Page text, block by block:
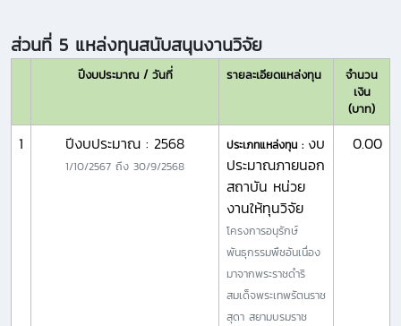
ส่วนที่ 5 แหล่งทุนสนับสนุนงานวิจัย
ปีงบประมาณ / วันที่ รายละเอียดแหล่งทุน
จำนวน
เงิน
(บาท)
1 ปีงบประมาณ : 2568
1/10/2567 ถึง 30/9/2568
ประเภทแหล่งทุน : งบ
ประมาณภายนอก
สถาบัน หน่วย
งานให้ทุนวิจัย
โครงการอนุรักษ์
พันธุกรรมพืชอันเนื่อง
มาจากพระราชดำริ
สมเด็จพระเทพรัตนราช
สุดา สยามบรมราช
0.00